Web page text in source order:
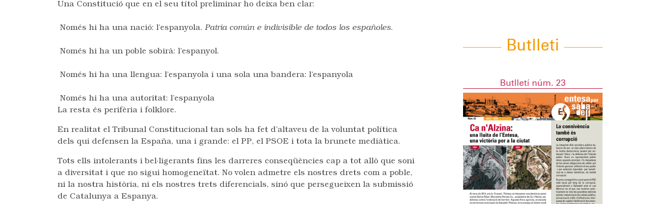
Una Constitució que en el seu títol preliminar ho deixa ben clar:
Només hi ha una nació: l’espanyola. Patria común e indivisible de todos los españoles.
Només hi ha un poble sobirà: l’espanyol.
Només hi ha una llengua: l’espanyola i una sola una bandera: l’espanyola
Només hi ha una autoritat: l’espanyola
La resta és perifèria i folklore.
En realitat el Tribunal Constitucional tan sols ha fet d’altaveu de la voluntat política
dels qui defensen la España, una i grande: el PP, el PSOE i tota la brunete mediàtica.
Tots ells intolerants i bel·ligerants fins les darreres conseqüències cap a tot allò que soni
a diversitat i que no sigui homogeneïtat. No volen admetre els nostres drets com a poble,
ni la nostra història, ni els nostres trets diferencials, sinó que persegueixen la submissió
de Catalunya a Espanya.
Butlleti
Butlletí núm. 23